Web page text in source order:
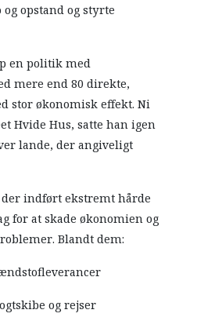
opstand og styrte
en politik med
mere end 80 direkte,
stor økonomisk effekt. Ni
Hvide Hus, satte han igen
lande, der angiveligt
indført ekstremt hårde
for at skade økonomien og
Blandt dem:
og rejser